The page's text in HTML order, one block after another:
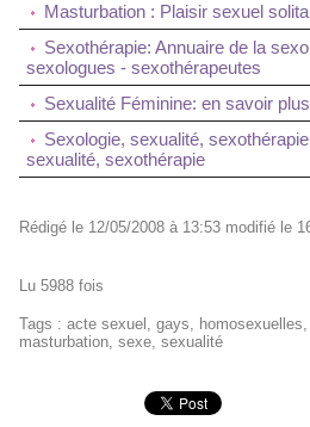
Masturbation : Plaisir sexuel
Sexothérapie: Annuaire de la
sexologues - sexothérapeutes
Sexualité Féminine: en savoir
Sexologie, sexualité,
sexualité, sexothérapie
Rédigé le 12/05/2008 à 13:53 modifié le
Lu 5988 fois
Tags : acte sexuel , gays, homosexuelles,
masturbation, sexe, sexualité